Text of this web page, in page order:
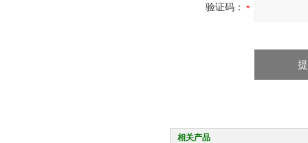
验证码：
相关产品